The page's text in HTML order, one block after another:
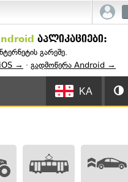
აპლიკაციები:
გარეშე.
→ · გადმოწერა Android →
KA